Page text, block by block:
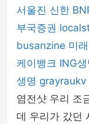
서울진 신한
부국증권
busanzine 미
케이뱅크 ING생
생명 grayraukv
염전샷 우리 조
데 우리가 갔던